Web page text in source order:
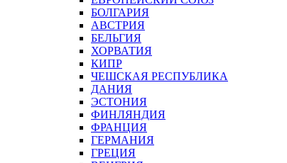
БОЛГАРИЯ
АВСТРИЯ
БЕЛЬГИЯ
ХОРВАТИЯ
КИПР
ЧЕШСКАЯ РЕСПУБЛИКА
ДАНИЯ
ЭСТОНИЯ
ФИНЛЯНДИЯ
ФРАНЦИЯ
ГЕРМАНИЯ
ГРЕЦИЯ